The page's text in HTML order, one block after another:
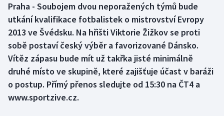
Boby a skeleton
Box
Curling
Dostihy
AZ kvíz
Praha - Soubojem dvou neporažených týmů bude
utkání kvalifikace fotbalistek o mistrovství Evropy
2013 ve Švédsku. Na hřišti Viktorie Žižkov se proti
sobě postaví český výběr a favorizované Dánsko.
Vítěz zápasu bude mít už takřka jisté minimálně
druhé místo ve skupině, které zajišťuje účast v baráži
o postup. Přímý přenos sledujte od 15:30 na ČT4 a
www.sportzive.cz.